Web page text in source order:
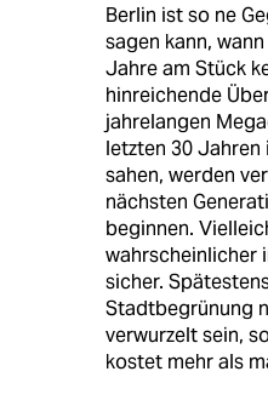
Berlin ist so ne
sagen kann,
Jahre am Stück
hinreichende
jahrelangen
letzten 30 Jahren
sahen, werden
nächsten
beginnen.
wahrscheinlicher
sicher.
Stadtbegrünung
verwurzelt sein,
kostet mehr als